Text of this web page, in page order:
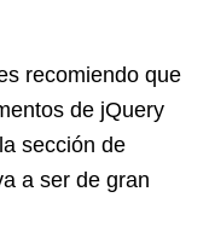
recomiendo que
de jQuery
sección de
a ser de gran